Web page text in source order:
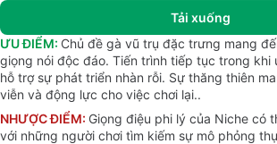
Tải xuống
ƯU ĐIỂM: Chủ đề gà vũ trụ đặc trưng mang
giọng nói độc đáo. Tiến trình tiếp tục trong khi
hỗ trợ sự phát triển nhàn rỗi. Sự thăng thiên
viễn và động lực cho việc chơi lại..
NHƯỢC ĐIỂM: Giọng điệu phi lý của Niche có
với những người chơi tìm kiếm sự mô phỏng